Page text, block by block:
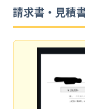
請求書・見積